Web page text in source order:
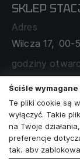
MAPA
SKLEP
Adres
Wilcza 17, 00-
godziny
poniedziałek -
Skontaktuj się
info@reytel.pl
Ściśle
Te pliki cookie są
wyłączyć. Takie
na Twoje
preferencje
tak, aby